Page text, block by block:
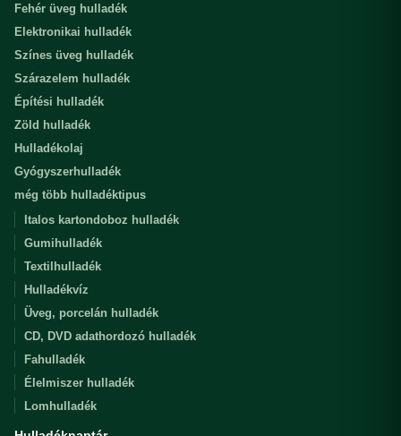
Fehér üveg hulladék
Elektronikai hulladék
Színes üveg hulladék
Szárazelem hulladék
Építési hulladék
Zöld hulladék
Hulladékolaj
Gyógyszerhulladék
még több hulladéktipus
Italos kartondoboz hulladék
Gumihulladék
Textilhulladék
Hulladékvíz
Üveg, porcelán hulladék
CD, DVD adathordozó hulladék
Fahulladék
Élelmiszer hulladék
Lomhulladék